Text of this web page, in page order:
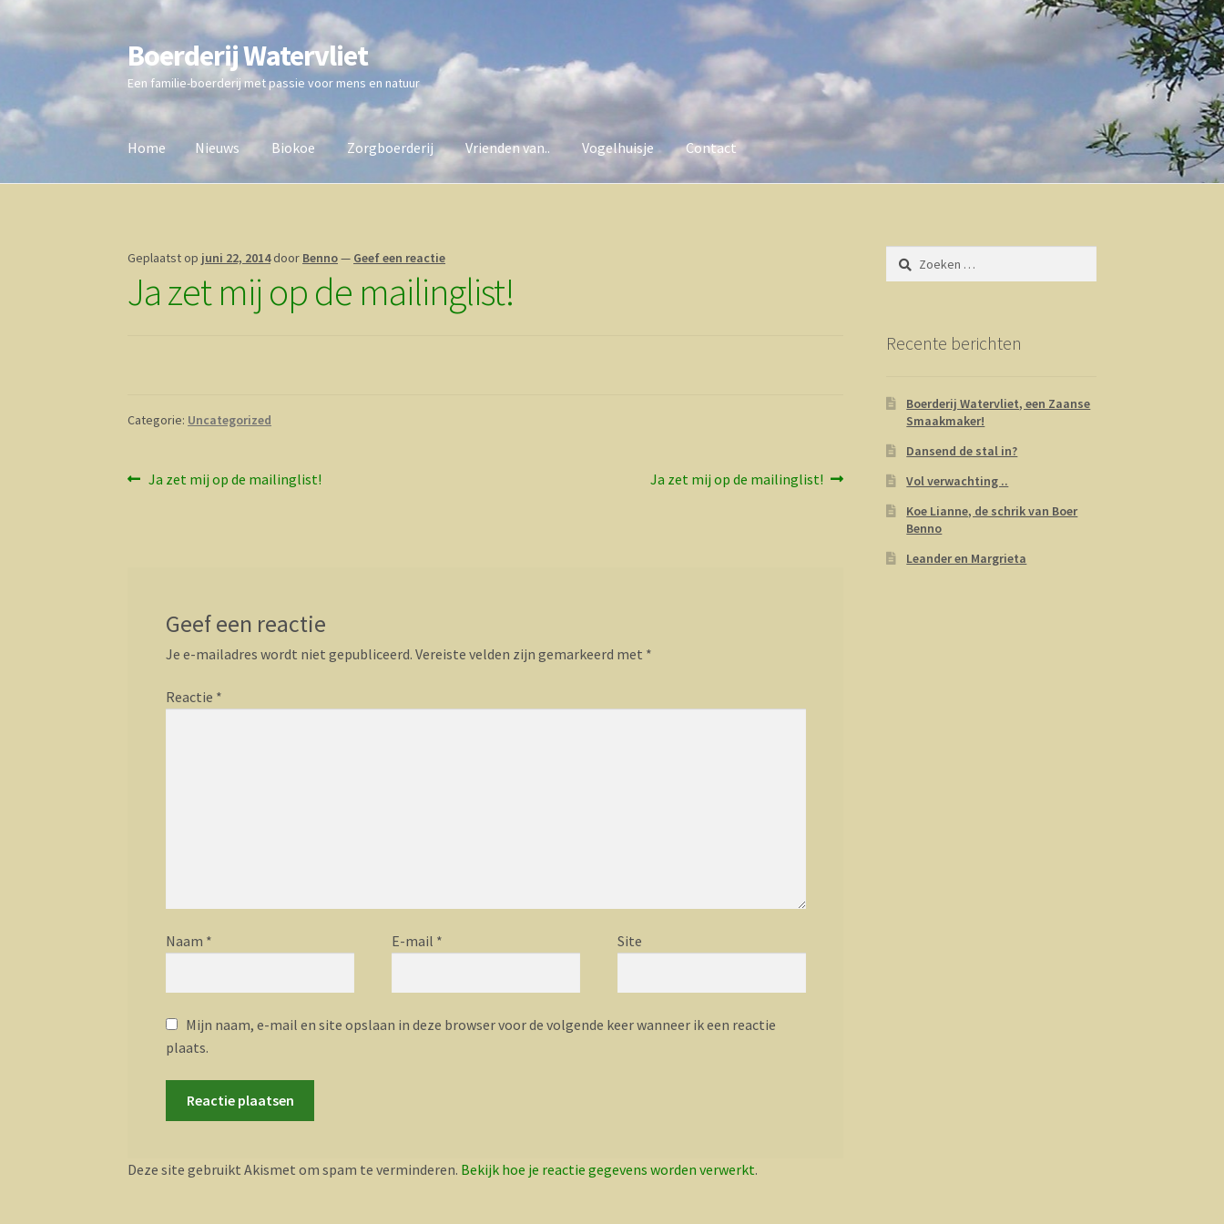
Ga
door
naar
navigatie
Ga
direct
naar
de
inhoud
Boerderij Watervliet
Een familie-boerderij met passie voor mens en natuur
Home Nieuws Biokoe Zorgboerderij Vrienden van.. Vogelhuisje Contact
Geplaatst op juni 22, 2014 door Benno— Geef een reactie
Ja zet mij op de mailinglist!
Categorie: Uncategorized
Bericht
Vorig
Ja zet mij op de mailinglist!
Volgend
Ja zet mij op de mailinglist!
Geef een reactie
Je e-mailadres wordt niet gepubliceerd. Vereiste velden zijn gemarkeerd met *
Reactie *
Naam * E-mail * Site
Mijn naam, e-mail en site opslaan in deze browser voor de volgende keer wanneer ik een reactie
plaats.
Deze site gebruikt Akismet om spam te verminderen. Bekijk hoe je reactie gegevens worden verwerkt.
Zoeken
naar:
Recente berichten
Boerderij Watervliet, een Zaanse
Smaakmaker!
Dansend de stal in?
Vol verwachting ..
Koe Lianne, de schrik van Boer
Benno
Leander en Margrieta